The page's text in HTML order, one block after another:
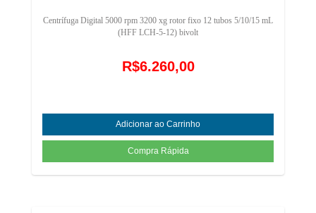
Centrífuga Digital 5000 rpm 3200 xg rotor fixo 12 tubos 5/10/15 mL
(HFF LCH-5-12) bivolt
R$6.260,00